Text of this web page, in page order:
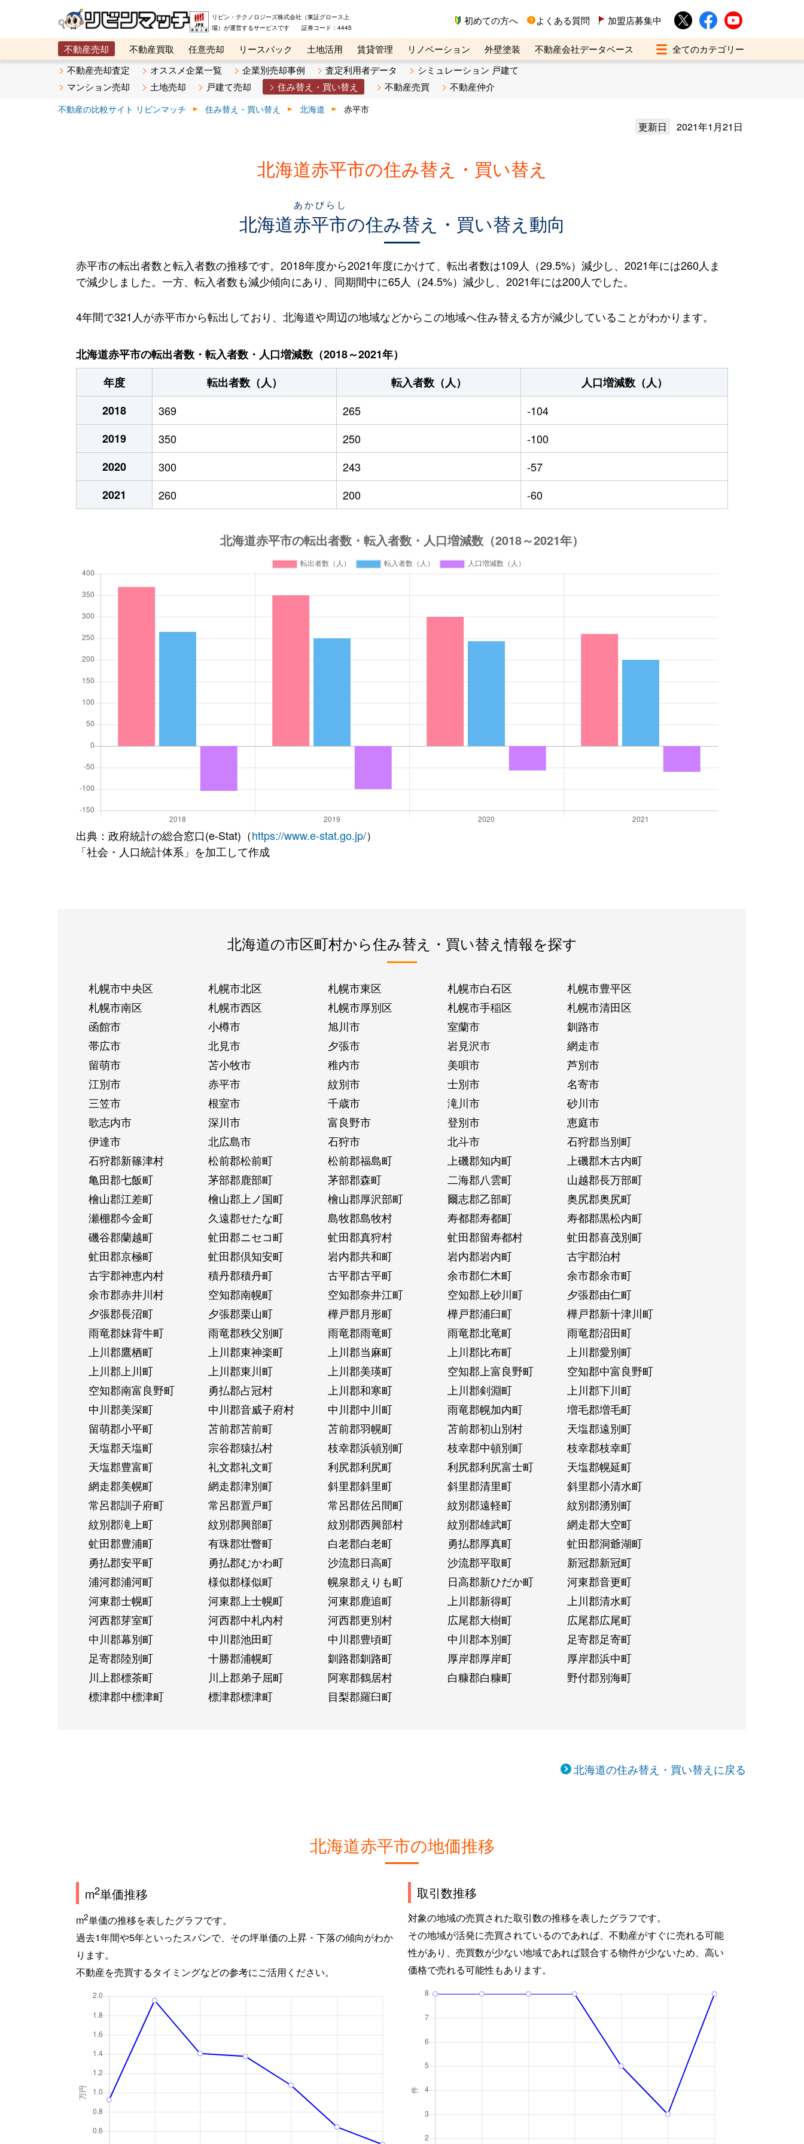
リビン・テクノロジーズ株式会社（東証グロース上
場）が運営するサービスです 証券コード：4445
初めての方へ よくある質問 加盟店募集中
不動産売却 不動産買取 任意売却 リースバック 土地活用 賃貸管理 リノベーション 外壁塗装
不動産会社データベース
メタ住宅展示場
ベスト不動産カンパニー オンライン講座 リビンマガジンBiz 不動産売却ご相談デスク
不動産売却査定 オススメ企業一覧 企業別売却事例 査定利用者データ
シミュレーション 戸建て
マンション売却
土地売却 戸建て売却 住み替え・買い替え 不動産売買 不動産仲介
不動産の比較サイト リビンマッチ 住み替え・買い替え 北海道 赤平市
更新日 2021年1月21日
北海道赤平市の住み替え・買い替え
北海道赤平市
あかびらし
の住み替え・買い替え動向
赤平市の転出者数と転入者数の推移です。2018年度から2021年度にかけて、転出者数は109人（29.5%）減少し、2021年には260人ま
で減少しました。一方、転入者数も減少傾向にあり、同期間中に65人（24.5%）減少し、2021年には200人でした。
4年間で321人が赤平市から転出しており、北海道や周辺の地域などからこの地域へ住み替える方が減少していることがわかります。
北海道赤平市の転出者数・転入者数・人口増減数（2018～2021年）
年度
転出者数（人） 転入者数（人）
人口増減数（人）
2018
369 265
-104
2019
350 250
-100
2020
300 243
-57
2021
260 200 -60
出典：政府統計の総合窓口(e-Stat)（https://www.e-stat.go.jp/）
「社会・人口統計体系」を加工して作成
北海道の市区町村から住み替え・買い替え情報を探す
札幌市中央区 札幌市北区 札幌市東区 札幌市白石区
札幌市豊平区
札幌市南区
札幌市西区 札幌市厚別区 札幌市手稲区
札幌市清田区
函館市
小樽市 旭川市 室蘭市
釧路市
帯広市
北見市 夕張市 岩見沢市
網走市
留萌市
苫小牧市 稚内市 美唄市
芦別市
江別市
赤平市 紋別市 士別市
名寄市
三笠市
根室市 千歳市 滝川市
砂川市
歌志内市
深川市 富良野市 登別市
恵庭市
伊達市
北広島市 石狩市 北斗市
石狩郡当別町
石狩郡新篠津村
松前郡松前町 松前郡福島町 上磯郡知内町
上磯郡木古内町
亀田郡七飯町
茅部郡鹿部町 茅部郡森町 二海郡八雲町
山越郡長万部町
檜山郡江差町
檜山郡上ノ国町 檜山郡厚沢部町 爾志郡乙部町
奥尻郡奥尻町
瀬棚郡今金町
久遠郡せたな町 島牧郡島牧村 寿都郡寿都町
寿都郡黒松内町
磯谷郡蘭越町
虻田郡ニセコ町 虻田郡真狩村 虻田郡留寿都村
虻田郡喜茂別町
虻田郡京極町
虻田郡倶知安町 岩内郡共和町 岩内郡岩内町
古宇郡泊村
古宇郡神恵内村
積丹郡積丹町 古平郡古平町 余市郡仁木町
余市郡余市町
余市郡赤井川村
空知郡南幌町 空知郡奈井江町 空知郡上砂川町
夕張郡由仁町
夕張郡長沼町
夕張郡栗山町 樺戸郡月形町 樺戸郡浦臼町
樺戸郡新十津川町
雨竜郡妹背牛町
雨竜郡秩父別町 雨竜郡雨竜町 雨竜郡北竜町
雨竜郡沼田町
上川郡鷹栖町
上川郡東神楽町 上川郡当麻町 上川郡比布町
上川郡愛別町
上川郡上川町
上川郡東川町 上川郡美瑛町 空知郡上富良野町
空知郡中富良野町
空知郡南富良野町
勇払郡占冠村 上川郡和寒町 上川郡剣淵町
上川郡下川町
中川郡美深町
中川郡音威子府村 中川郡中川町 雨竜郡幌加内町
増毛郡増毛町
留萌郡小平町
苫前郡苫前町 苫前郡羽幌町 苫前郡初山別村
天塩郡遠別町
天塩郡天塩町
宗谷郡猿払村 枝幸郡浜頓別町 枝幸郡中頓別町
枝幸郡枝幸町
天塩郡豊富町
礼文郡礼文町 利尻郡利尻町 利尻郡利尻富士町
天塩郡幌延町
網走郡美幌町
網走郡津別町 斜里郡斜里町 斜里郡清里町
斜里郡小清水町
常呂郡訓子府町
常呂郡置戸町 常呂郡佐呂間町 紋別郡遠軽町
紋別郡湧別町
紋別郡滝上町
紋別郡興部町 紋別郡西興部村 紋別郡雄武町
網走郡大空町
虻田郡豊浦町
有珠郡壮瞥町 白老郡白老町 勇払郡厚真町
虻田郡洞爺湖町
勇払郡安平町
勇払郡むかわ町 沙流郡日高町 沙流郡平取町
新冠郡新冠町
浦河郡浦河町
様似郡様似町 幌泉郡えりも町 日高郡新ひだか町
河東郡音更町
河東郡士幌町
河東郡上士幌町 河東郡鹿追町 上川郡新得町
上川郡清水町
河西郡芽室町
河西郡中札内村 河西郡更別村 広尾郡大樹町
広尾郡広尾町
中川郡幕別町
中川郡池田町 中川郡豊頃町 中川郡本別町
足寄郡足寄町
足寄郡陸別町
十勝郡浦幌町 釧路郡釧路町 厚岸郡厚岸町
厚岸郡浜中町
川上郡標茶町
川上郡弟子屈町 阿寒郡鶴居村 白糠郡白糠町
野付郡別海町
標津郡中標津町
標津郡標津町 目梨郡羅臼町
北海道の住み替え・買い替えに戻る
北海道赤平市の地価推移
m2単価推移
m2単価の推移を表したグラフです。
過去1年間や5年といったスパンで、その坪単価の上昇・下落の傾向がわか
ります。
不動産を売買するタイミングなどの参考にご活用ください。
取引数推移
対象の地域の売買された取引数の推移を表したグラフです。
その地域が活発に売買されているのであれば、不動産がすぐに売れる可能
性があり、売買数が少ない地域であれば競合する物件が少ないため、高い
価格で売れる可能性もあります。